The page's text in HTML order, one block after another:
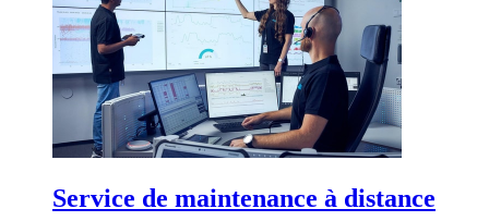
Service de maintenance à distance